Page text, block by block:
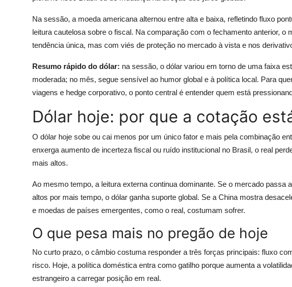
Na sessão, a moeda americana alternou entre alta e baixa, refletindo fluxo
leitura cautelosa sobre o fiscal. Na comparação com o fechamento anterior, o
tendência única, mas com viés de proteção no mercado à vista e nos
Resumo rápido do dólar: na sessão, o dólar variou em torno de uma faixa
moderada; no mês, segue sensível ao humor global e à política local. Para
viagens e hedge corporativo, o ponto central é entender quem está
Dólar hoje: por que a cotação
O dólar hoje sobe ou cai menos por um único fator e mais pela combinação
enxerga aumento de incerteza fiscal ou ruído institucional no Brasil, o real
mais altos.
Ao mesmo tempo, a leitura externa continua dominante. Se o mercado passa
altos por mais tempo, o dólar ganha suporte global. Se a China mostra
e moedas de países emergentes, como o real, costumam sofrer.
O que pesa mais no pregão de hoje
No curto prazo, o câmbio costuma responder a três forças principais: fluxo
risco. Hoje, a política doméstica entra como gatilho porque aumenta a
estrangeiro a carregar posição em real.